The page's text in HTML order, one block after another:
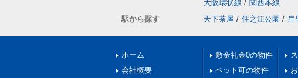
大阪環状線 / 関西本線
駅から探す
天下茶屋 / 住之江公園 / 岸
ホーム
会社概要
敷金礼金0の物件
ペット可の物件